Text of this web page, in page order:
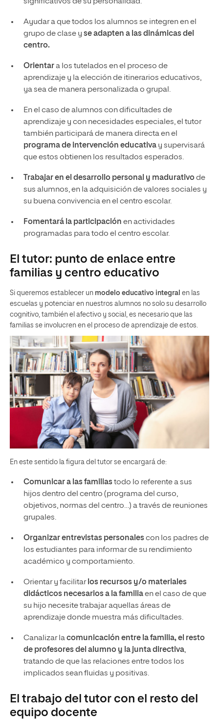
Ayudar a que todos los alumnos se integren en el
grupo de clase y se adapten a las dinámicas del
centro.
Orientara los tutelados en el proceso de
aprendizaje y la elección de itinerarios educativos,
ya sea de manera personalizada o grupal.
En el caso de alumnos con dificultades de
aprendizaje y con necesidades especiales, el tutor
también participará de manera directa en el
programa de intervención educativay supervisará
que estos obtienen los resultados esperados.
Trabajar en el desarrollo personal y madurativode
sus alumnos, en la adquisición de valores sociales y
su buena convivencia en el centro escolar.
Fomentará la participación en actividades
programadas para todo el centro escolar.
El tutor: punto de enlace entre
familias y centro educativo
Si queremos establecer un modelo educativo integral en las
escuelas y potenciar en nuestros alumnos no solo su desarrollo
cognitivo, también el afectivo y social, es necesario que las
familias se involucren en el proceso de aprendizaje de estos.
En este sentido la figura del tutor se encargará de:
Comunicar a las familiastodo lo referente a sus
hijos dentro del centro (programa del curso,
objetivos, normas del centro…) a través de reuniones
grupales.
Organizar entrevistas personalescon los padres de
los estudiantes para informar de su rendimiento
académico y comportamiento.
Orientar y facilitar los recursos y/o materiales
didácticos necesarios a la familiaen el caso de que
su hijo necesite trabajar aquellas áreas de
aprendizaje donde muestra más dificultades.
Canalizar lacomunicación entre la familia, el resto
de profesores del alumno y la junta directiva,
tratando de que las relaciones entre todos los
implicados sean fluidas y positivas.
El trabajo del tutor con el resto del
equipo docente